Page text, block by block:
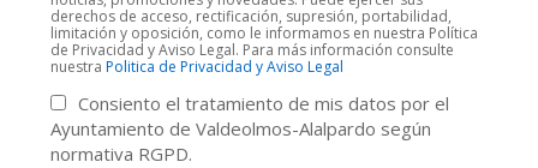
derechos de acceso, rectificación, supresión, portabilidad,
limitación y oposición, como le informamos en nuestra Política
de Privacidad y Aviso Legal. Para más información consulte
nuestra Politica de Privacidad y Aviso Legal
Consiento el tratamiento de mis datos por el
Ayuntamiento de Valdeolmos-Alalpardo según
normativa RGPD.